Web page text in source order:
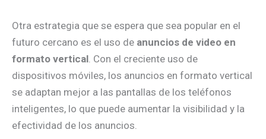
Otra estrategia que se espera que sea popular en el
futuro cercano es el uso de anuncios de video en
formato vertical. Con el creciente uso de
dispositivos móviles, los anuncios en formato vertical
se adaptan mejor a las pantallas de los teléfonos
inteligentes, lo que puede aumentar la visibilidad y la
efectividad de los anuncios.